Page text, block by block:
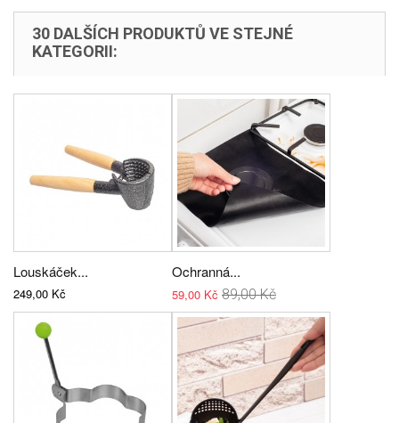
30 DALŠÍCH PRODUKTŮ VE STEJNÉ
KATEGORII:
Louskáček...
249,00 Kč
Ochranná...
59,00 Kč 89,00 Kč